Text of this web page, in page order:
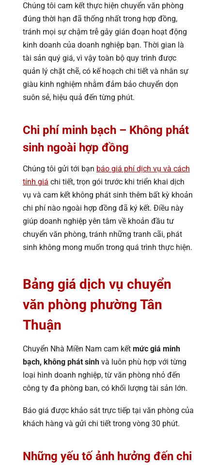
Chúng tôi cam kết thực hiện chuyển văn phòng
đúng thời hạn đã thống nhất trong hợp đồng,
tránh mọi sự chậm trễ gây gián đoạn hoạt động
kinh doanh của doanh nghiệp bạn. Thời gian là
tài sản quý giá, vì vậy toàn bộ quy trình được
quản lý chặt chẽ, có kế hoạch chi tiết và nhân sự
giàu kinh nghiệm nhằm đảm bảo chuyển dọn
suôn sẻ, hiệu quả đến từng phút.
Chi phí minh bạch – Không phát
sinh ngoài hợp đồng
Chúng tôi gửi tới bạn báo giá phí dịch vụ và cách
tính giá chi tiết, trọn gói trước khi triển khai dịch
vụ và cam kết không phát sinh thêm bất kỳ khoản
chi phí nào ngoài hợp đồng đã ký kết. Điều này
giúp doanh nghiệp yên tâm về khoản đầu tư
chuyển văn phòng, tránh những tranh cãi, phát
sinh không mong muốn trong quá trình thực hiện.
Bảng giá dịch vụ chuyển
văn phòng phường Tân
Thuận
Chuyển Nhà Miền Nam cam kết mức giá minh
bạch, không phát sinh và luôn phù hợp với từng
loại hình doanh nghiệp, từ văn phòng nhỏ đến
công ty đa phòng ban, có khối lượng tài sản lớn.
Báo giá được khảo sát trực tiếp tại văn phòng của
khách hàng và gửi chi tiết trong vòng 30 phút.
Những yếu tố ảnh hưởng đến chi